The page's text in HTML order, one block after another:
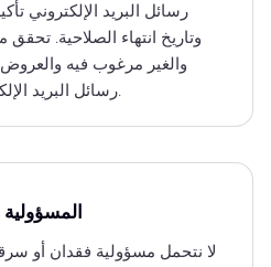
رسائل البريد الإلكتروني
وتاريخ انتهاء الصلاحية.
والغير مرغوب فيه والعروض
رسائل البريد الإلكتروني في الوقت المناسب.
لا نتحمل مسؤولية فقدان أو